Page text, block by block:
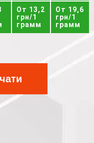
От 13,2
грн/1
грамм
От 19,6
грн/1
грамм